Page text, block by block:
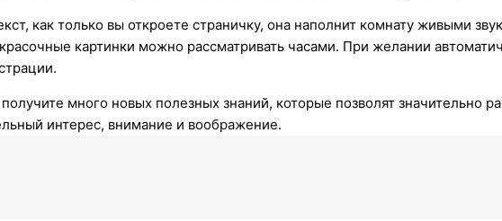
как только вы откроете страничку, она наполнит комнату живыми
картинки можно рассматривать часами. При желании
много новых полезных знаний, которые позволят значительно
интерес, внимание и воображение.